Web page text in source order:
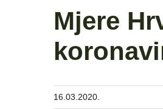
Mjere
16.03.2020.